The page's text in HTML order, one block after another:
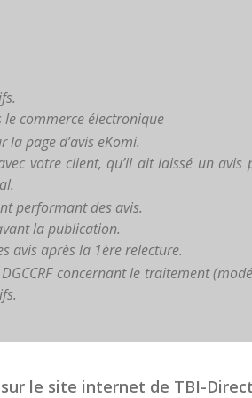
commerce électronique
page d’avis eKomi.
votre client, qu’il ait laissé un avis
performant des avis.
la publication.
avis après la 1ère relecture.
concernant le traitement
le site internet de TBI-